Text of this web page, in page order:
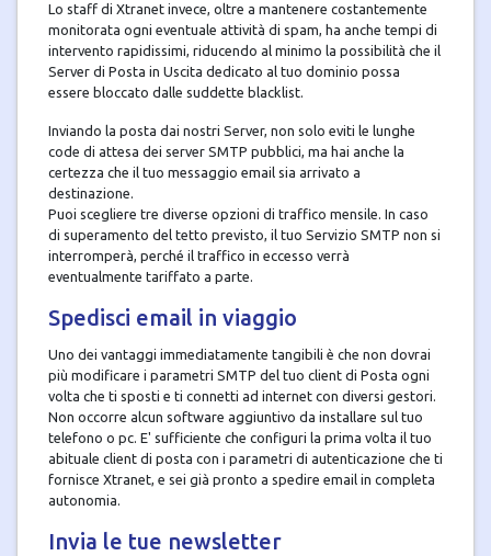
Lo staff di Xtranet invece, oltre a mantenere costantemente
monitorata ogni eventuale attività di spam, ha anche tempi di
intervento rapidissimi, riducendo al minimo la possibilità che il
Server di Posta in Uscita dedicato al tuo dominio possa
essere bloccato dalle suddette blacklist.
Inviando la posta dai nostri Server, non solo eviti le lunghe
code di attesa dei server SMTP pubblici, ma hai anche la
certezza che il tuo messaggio email sia arrivato a
destinazione.
Puoi scegliere tre diverse opzioni di traffico mensile. In caso
di superamento del tetto previsto, il tuo Servizio SMTP non si
interromperà, perché il traffico in eccesso verrà
eventualmente tariffato a parte.
Spedisci email in viaggio
Uno dei vantaggi immediatamente tangibili è che non dovrai
più modificare i parametri SMTP del tuo client di Posta ogni
volta che ti sposti e ti connetti ad internet con diversi gestori.
Non occorre alcun software aggiuntivo da installare sul tuo
telefono o pc. E' sufficiente che configuri la prima volta il tuo
abituale client di posta con i parametri di autenticazione che ti
fornisce Xtranet, e sei già pronto a spedire email in completa
autonomia.
Invia le tue newsletter